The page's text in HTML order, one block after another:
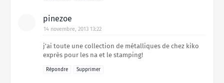
pinezoe
14 novembre, 2013 13:22
j'ai toute une collection de métalliques de chez kiko
exprès pour les na et le stamping!
Répondre Supprimer